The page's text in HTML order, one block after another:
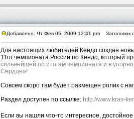
Добавлено: Чт Фев 05, 2009 12:41 pm Заголовок
Для настоящих любителей Кендо создан
11го чемпионата России по Кендо, который
сильнейшей по итогам чемпионата и в
Сердце»!
Совсем скоро там будет размещен ролик с
Раздел доступен по ссылке: http://www.kras-
Если вы нашли что-то интересное,